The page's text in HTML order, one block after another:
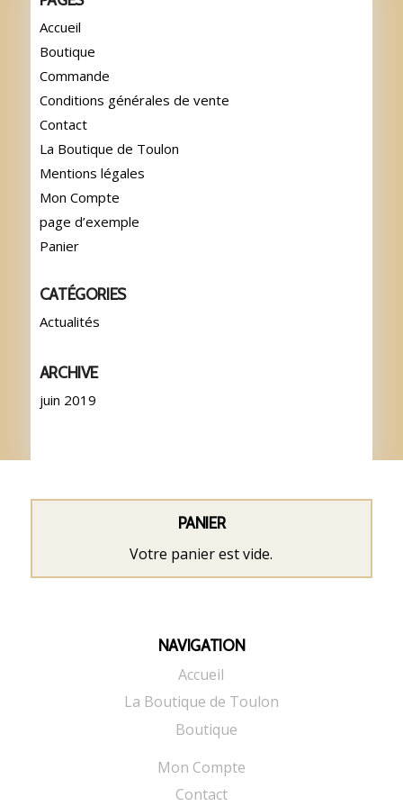
Accueil
Boutique
Commande
Conditions générales de vente
Contact
La Boutique de Toulon
Mentions légales
Mon Compte
page d’exemple
Panier
CATÉGORIES
Actualités
ARCHIVE
juin 2019
PANIER
Votre panier est vide.
NAVIGATION
Accueil
La Boutique de Toulon
Boutique
Mon Compte
Contact